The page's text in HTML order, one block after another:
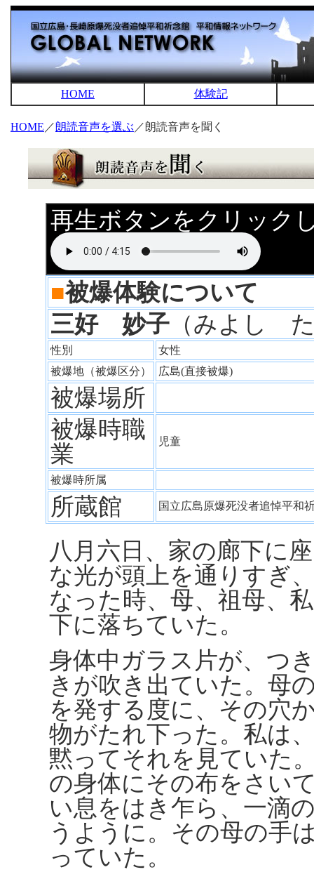
HOME 体験記
HOME ／朗読音声を選ぶ ／朗読音声を聞く
再生ボタンをクリック
■被爆体験について
三好 妙子 （みよし
性別
女性
被爆地（被爆区分）
広島(直接被爆)
被爆場所
被爆時職
業
児童
被爆時所属
所蔵館 国立広島原爆死没者追悼平
八月六日、家の廊下に
な光が頭上を通りすぎ
なった時、母、祖母、
下に落ちていた。
身体中ガラス片が、つ
きが吹き出ていた。母
を発する度に、その穴
物がたれ下った。私は
黙ってそれを見ていた
の身体にその布をさい
い息をはき乍ら、一滴
うように。その母の手
っていた。